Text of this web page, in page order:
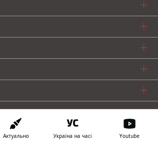
Актуально Україна на часі Youtube